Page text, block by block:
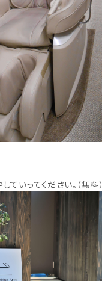
ていってください。（無料）